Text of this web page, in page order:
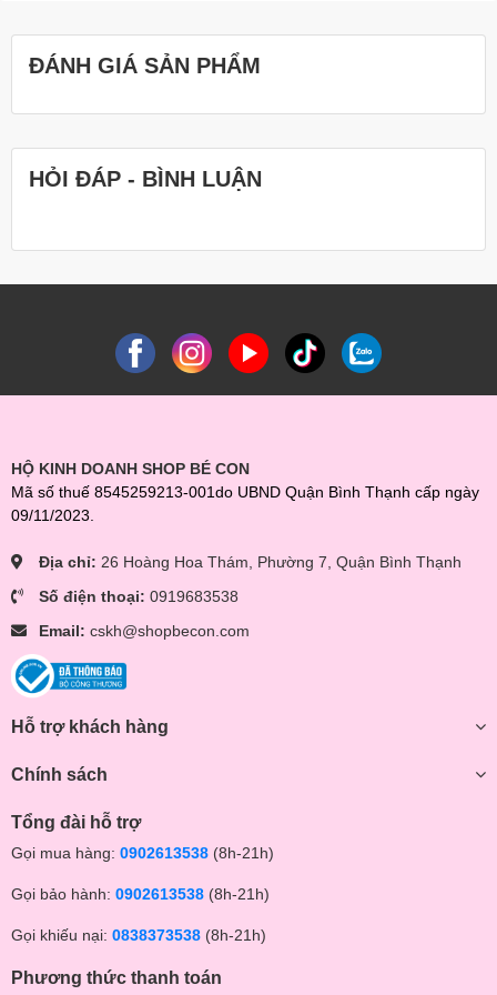
ĐÁNH GIÁ SẢN PHẨM
HỎI ĐÁP - BÌNH LUẬN
HỘ KINH DOANH SHOP BÉ CON
Mã số thuế 8545259213-001do UBND Quận Bình Thạnh cấp ngày
09/11/2023.
Địa chỉ: 26 Hoàng Hoa Thám, Phường 7, Quận Bình Thạnh
Số điện thoại: 0919683538
Email: cskh@shopbecon.com
Hỗ trợ khách hàng
Chính sách
Tổng đài hỗ trợ
Gọi mua hàng: 0902613538 (8h-21h)
Gọi bảo hành: 0902613538 (8h-21h)
Gọi khiếu nại: 0838373538 (8h-21h)
Phương thức thanh toán